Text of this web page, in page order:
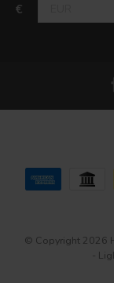
€
© Copyright 2026
-